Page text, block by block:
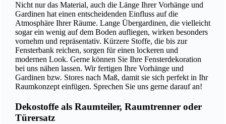
Nicht nur das Material, auch die Länge Ihrer Vorhänge und
Gardinen hat einen entscheidenden Einfluss auf die
Atmosphäre Ihrer Räume. Lange Übergardinen, die vielleicht
sogar ein wenig auf dem Boden aufliegen, wirken besonders
vornehm und repräsentativ. Kürzere Stoffe, die bis zur
Fensterbank reichen, sorgen für einen lockeren und
modernen Look. Gerne können Sie Ihre Fensterdekoration
bei uns nähen lassen. Wir fertigen Ihre Vorhänge und
Gardinen bzw. Stores nach Maß, damit sie sich perfekt in Ihr
Raumkonzept einfügen. Sprechen Sie uns gerne darauf an!
Dekostoffe als Raumteiler, Raumtrenner oder
Türersatz